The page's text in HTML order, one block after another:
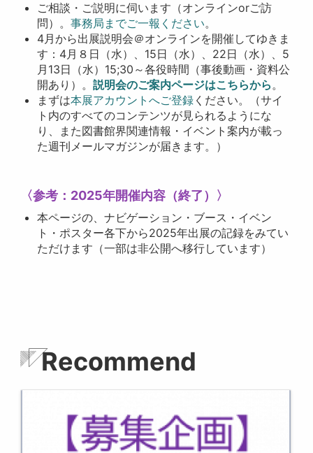
ご相談・ご説明に伺います（オンラインorご訪
問）。事務局までご一報ください。
4月から出展説明会＠オンラインを開催してゆきま
す：4月８日（水）、15日（水）、22日（水）、5
月13日（水）15;30～各役時間（事後動画・資料公
開あり）。説明会のご案内ページはこちらから。
まずは本展アカウントへご登録 ください。（サイ
ト内のすべてのコンテンツが見られるようにな
り、また図書館界関連情報・イベント案内が載っ
た週刊メールマガジンが届きます。）
〈参考：2025年開催内容（終了）〉
本ページの、ナビゲーション・ブース・イベン
ト・ポスター各下から2025年出展の記録をみてい
ただけます（一部は非公開へ移行しています）
Recommend